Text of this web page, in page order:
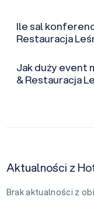
Ile sal
Restauracja
Jak duży event
& Restauracja
Aktualności z
Brak aktualności z